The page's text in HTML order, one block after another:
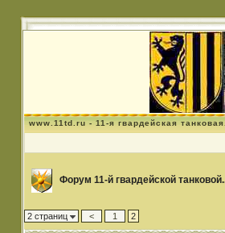
www.11td.ru - 11-я гвардейская
Форум 11-й гвардейской
2 страниц < 1 2